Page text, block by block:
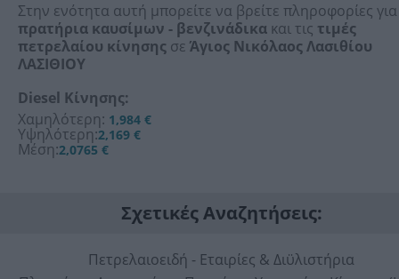
Στην ενότητα αυτή μπορείτε να βρείτε πληροφορίες
πρατήρια καυσίμων - βενζινάδικα και τις τιμές
πετρελαίου κίνησης σε Άγιος Νικόλαος Λασιθίου
ΛΑΣΙΘΙΟΥ
Diesel Κίνησης:
Χαμηλότερη: 1,984 €
Υψηλότερη:2,169 €
Μέση:2,0765 €
Σχετικές Αναζητήσεις:
Πετρελαιοειδή - Εταιρίες & Διϋλιστήρια